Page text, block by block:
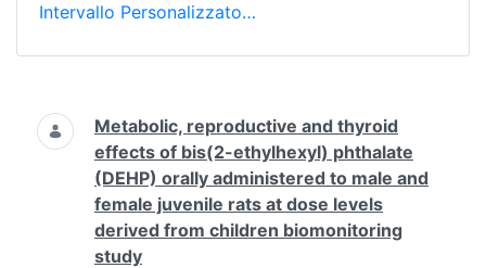
Intervallo Personalizzato…
Ricerca
Metabolic, reproductive and thyroid
effects of bis(2-ethylhexyl) phthalate
(DEHP) orally administered to male and
female juvenile rats at dose levels
derived from children biomonitoring
study